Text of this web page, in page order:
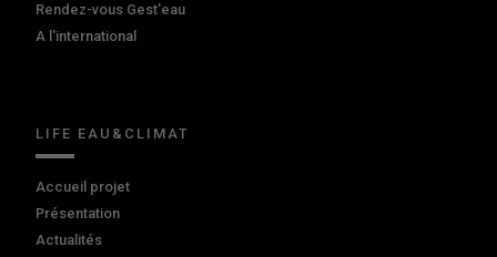
Rendez-vous Gest'eau
A l'international
LIFE EAU&CLIMAT
Accueil projet
Présentation
Actualités